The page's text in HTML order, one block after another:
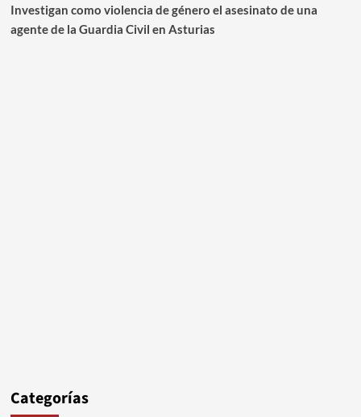
Investigan como violencia de género el asesinato de una
agente de la Guardia Civil en Asturias
Categorías